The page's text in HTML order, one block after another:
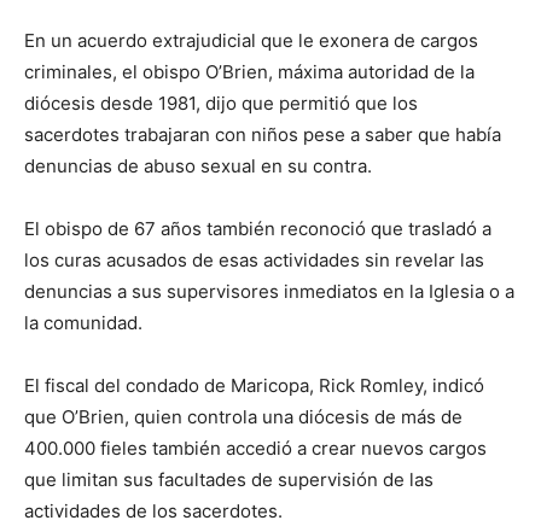
En un acuerdo extrajudicial que le exonera de cargos
criminales, el obispo O’Brien, máxima autoridad de la
diócesis desde 1981, dijo que permitió que los
sacerdotes trabajaran con niños pese a saber que había
denuncias de abuso sexual en su contra.
El obispo de 67 años también reconoció que trasladó a
los curas acusados de esas actividades sin revelar las
denuncias a sus supervisores inmediatos en la Iglesia o a
la comunidad.
El fiscal del condado de Maricopa, Rick Romley, indicó
que O’Brien, quien controla una diócesis de más de
400.000 fieles también accedió a crear nuevos cargos
que limitan sus facultades de supervisión de las
actividades de los sacerdotes.